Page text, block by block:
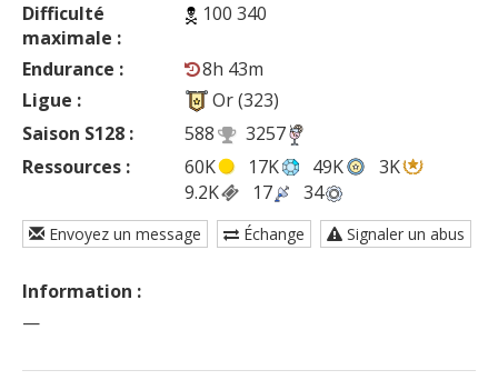
Difficulté
maximale :
100 340
Endurance :
8h 43m
Ligue :
Or (323)
Saison S128 :
588
3257
Ressources :
60K 17K 49K
3K
9.2K
17 34
Envoyez un message Échange Signaler un abus
Information :
—